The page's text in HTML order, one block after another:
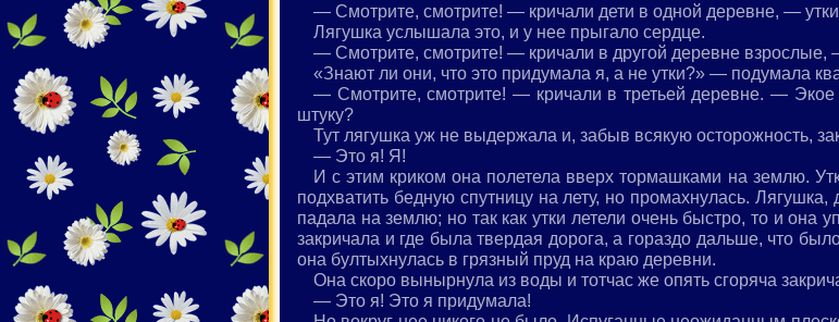
— Смотрите, смотрите! — кричали дети в одной деревне, — утки
Лягушка услышала это, и у нее прыгало сердце.
— Смотрите, смотрите! — кричали в другой деревне взрослые,
«Знают ли они, что это придумала я, а не утки?» — подумала
— Смотрите, смотрите! — кричали в третьей деревне. — Экое
штуку?
Тут лягушка уж не выдержала и, забыв всякую осторожность,
— Это я! Я!
И с этим криком она полетела вверх тормашками на землю.
подхватить бедную спутницу на лету, но промахнулась.
падала на землю; но так как утки летели очень быстро, то и она
закричала и где была твердая дорога, а гораздо дальше, что
она бултыхнулась в грязный пруд на краю деревни.
Она скоро вынырнула из воды и тотчас же опять сгоряча
— Это я! Это я придумала!